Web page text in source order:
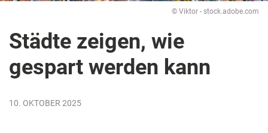
© Viktor - stock.adobe.com
Städte zeigen, wie
gespart werden kann
10. OKTOBER 2025